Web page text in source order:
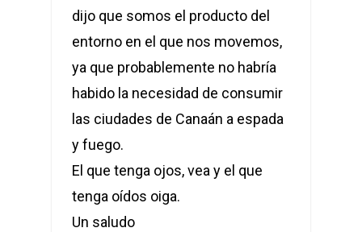
dijo que somos el producto del
entorno en el que nos movemos,
ya que probablemente no habría
habido la necesidad de consumir
las ciudades de Canaán a espada
y fuego.
El que tenga ojos, vea y el que
tenga oídos oiga.
Un saludo